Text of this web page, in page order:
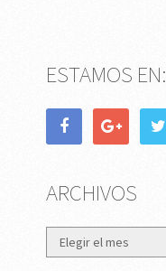
ESTAMOS EN:
ARCHIVOS
Archivos